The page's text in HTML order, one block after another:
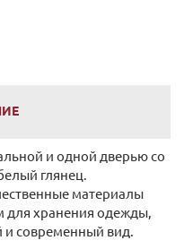
и одной дверью со
глянец.
материалы
для хранения одежды,
современный вид.